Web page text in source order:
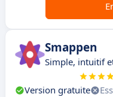
Smappen
Simple, intuitif
Version gratuite